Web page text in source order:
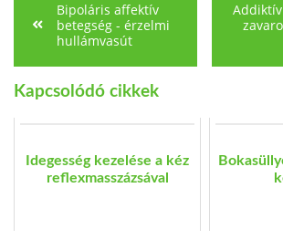
Bipoláris affektív
betegség - érzelmi
hullámvasút
Kapcsolódó cikkek
Idegesség kezelése a kéz
reflexmasszázsával